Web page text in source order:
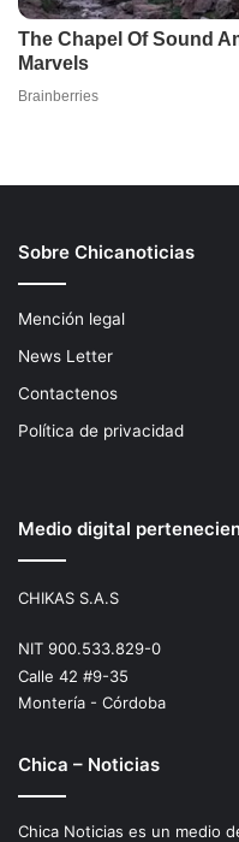
Sobre Chicanoticias
Mención legal
News Letter
Contactenos
Política de privacidad
Medio digital
CHIKAS S.A.S
NIT 900.533.829-0
Calle 42 #9-35
Montería - Córdoba
Chica – Noticias
Chica Noticias es un medio